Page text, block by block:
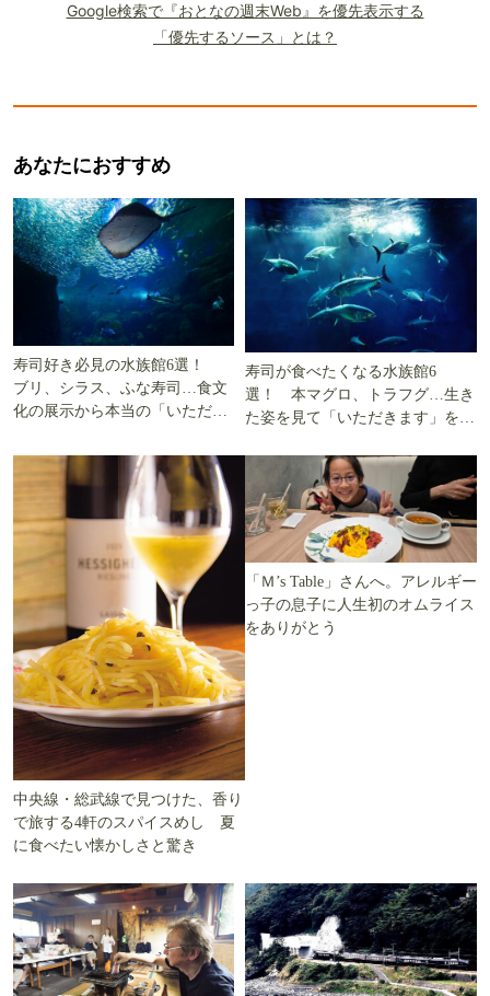
Google検索で『おとなの週末Web』を優先表示する
「優先するソース」とは？
あなたにおすすめ
寿司好き必見の水族館6選！
ブリ、シラス、ふな寿司…食文
化の展示から本当の「いただき
寿司が食べたくなる水族館6
選！ 本マグロ、トラフグ…生き
た姿を見て「いただきます」を考
中央線・総武線で見つけた、香り
で旅する4軒のスパイスめし 夏
に食べたい懐かしさと驚き
「Ｍ’s Table」さんへ。アレルギー
っ子の息子に人生初のオムライス
をありがとう